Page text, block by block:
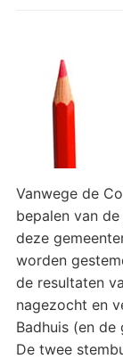
Vanwege de
bepalen van
deze
worden
de resultaten
nagezocht en
Badhuis (en de
De twee